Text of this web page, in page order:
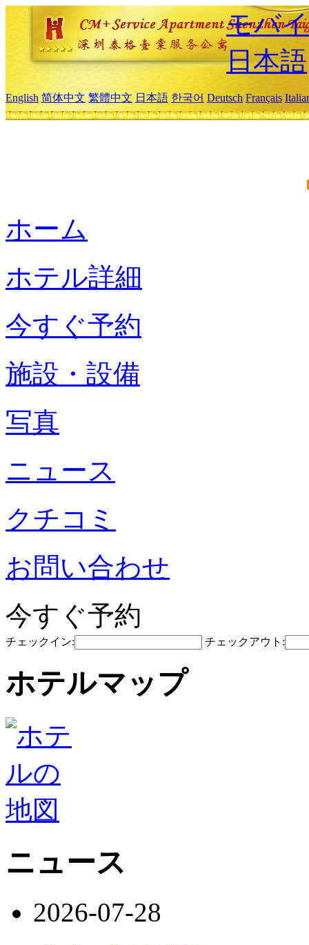
モバ
日本語
English 简体中文 繁體中文 日本語 한국어 Deutsch Français
ホーム
ホテル詳細
今すぐ予約
施設・設備
写真
ニュース
クチコミ
お問い合わせ
今すぐ予約
チェックイン: チェックアウト:
ホテルマップ
ニュース
2026-07-28